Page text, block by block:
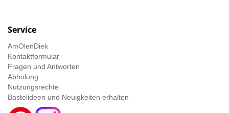
Service
AmOlenDiek
Kontaktformular
Fragen und Antworten
Abholung
Nutzungsrechte
Bastelideen und Neuigkeiten erhalten